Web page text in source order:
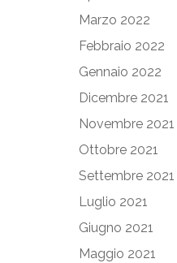
Marzo 2022
Febbraio 2022
Gennaio 2022
Dicembre 2021
Novembre 2021
Ottobre 2021
Settembre 2021
Luglio 2021
Giugno 2021
Maggio 2021